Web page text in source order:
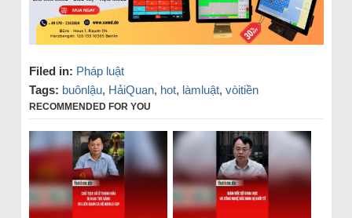
Filed in: Pháp luật
Tags: buônlậu, HảiQuan, hot, làmluật, vòitiền
RECOMMENDED FOR YOU